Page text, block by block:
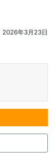
2026年3月23日